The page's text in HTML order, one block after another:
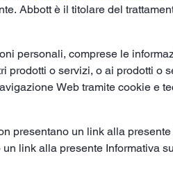
Abbott è il titolare del
personali, comprese le
prodotti o servizi, o ai prodotti o
Web tramite cookie e
presentano un link alla
link alla presente Informativa